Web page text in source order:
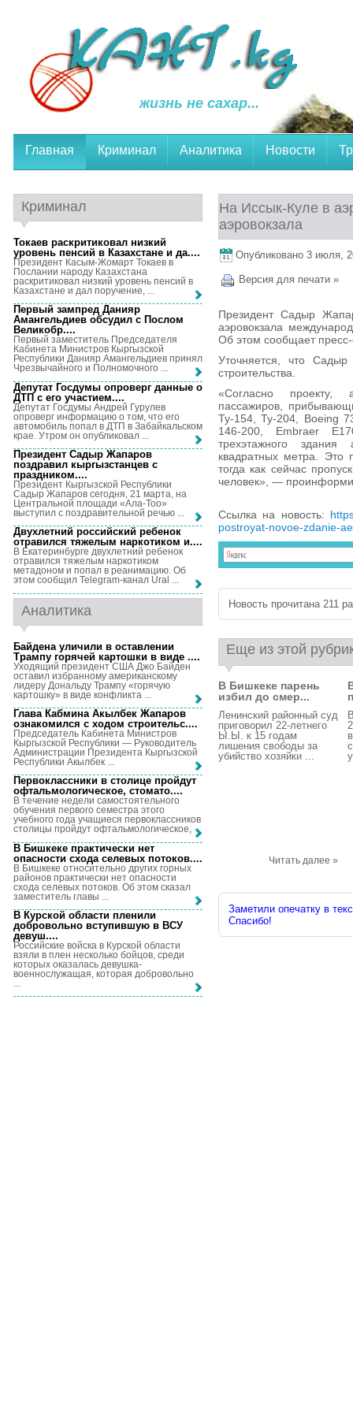
жизнь не сахар...
Главная Криминал Аналитика Новости
На Иссык-Куле в
аэровокзала
Опубликовано 3 июля,
Версия для печати »
Президент Садыр
аэровокзала
Об этом сообщает пресс-
Уточняется, что
строительства.
«Согласно проекту,
пассажиров,
Ту-154, Ту-204, Boeing
146-200, Embraer
трехэтажного
квадратных метра. Это
тогда как сейчас
человек», —
Ссылка на новость:
postroyat-novoe-zdanie-
Новость прочитана 211
Еще из этой
В Бишкеке парень
избил до смер...
Ленинский районный суд
приговорил 22-летнего
Ы.Ы. к 15 годам
лишения свободы за
убийство хозяйки ...
Читать далее »
Заметили опечатку в
Спасибо!
Криминал
Токаев раскритиковал низкий
уровень пенсий в Казахстане и да....
Президент Касым-Жомарт Токаев в
Послании народу Казахстана
раскритиковал низкий уровень пенсий в
Казахстане и дал поручение, ...
Первый зампред Данияр
Амангельдиев обсудил с Послом
Великобр....
Первый заместитель Председателя
Кабинета Министров Кыргызской
Республики Данияр Амангельдиев принял
Чрезвычайного и Полномочного ...
Депутат Госдумы опроверг данные о
ДТП с его участием....
Депутат Госдумы Андрей Гурулев
опроверг информацию о том, что его
автомобиль попал в ДТП в Забайкальском
крае. Утром он опубликовал ...
Президент Садыр Жапаров
поздравил кыргызстанцев с
праздником....
Президент Кыргызской Республики
Садыр Жапаров сегодня, 21 марта, на
Центральной площади «Ала-Тоо»
выступил с поздравительной речью ...
Двухлетний российский ребенок
отравился тяжелым наркотиком и....
В Екатеринбурге двухлетний ребенок
отравился тяжелым наркотиком
метадоном и попал в реанимацию. Об
этом сообщил Telegram-канал Ural ...
Аналитика
Байдена уличили в оставлении
Трампу горячей картошки в виде ....
Уходящий президент США Джо Байден
оставил избранному американскому
лидеру Дональду Трампу «горячую
картошку» в виде конфликта ...
Глава Кабмина Акылбек Жапаров
ознакомился с ходом строительс....
Председатель Кабинета Министров
Кыргызской Республики — Руководитель
Администрации Президента Кыргызской
Республики Акылбек ...
Первоклассники в столице пройдут
офтальмологическое, стомато....
В течение недели самостоятельного
обучения первого семестра этого
учебного года учащиеся первоклассников
столицы пройдут офтальмологическое, ...
В Бишкеке практически нет
опасности схода селевых потоков....
В Бишкеке относительно других горных
районов практически нет опасности
схода селевых потоков. Об этом сказал
заместитель главы ...
В Курской области пленили
добровольно вступившую в ВСУ
девуш....
Российские войска в Курской области
взяли в плен несколько бойцов, среди
которых оказалась девушка-
военнослужащая, которая добровольно
...